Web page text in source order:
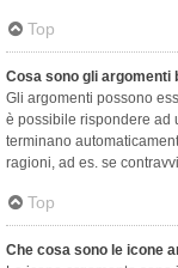
Top
Cosa sono gli argomenti
Gli argomenti possono
è possibile rispondere ad
terminano
ragioni, ad es. se
Top
Che cosa sono le icone